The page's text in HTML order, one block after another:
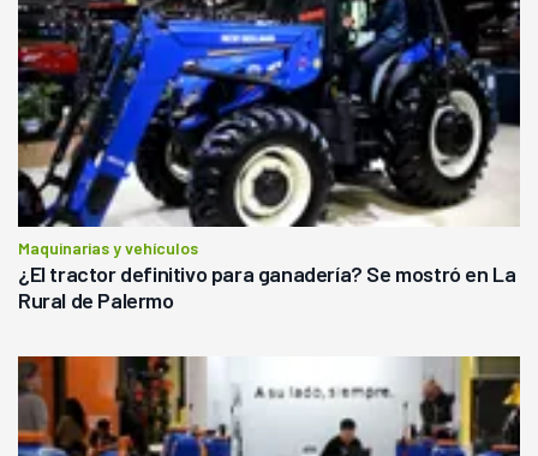
Maquinarias y vehículos
¿El tractor definitivo para ganadería? Se mostró en La
Rural de Palermo